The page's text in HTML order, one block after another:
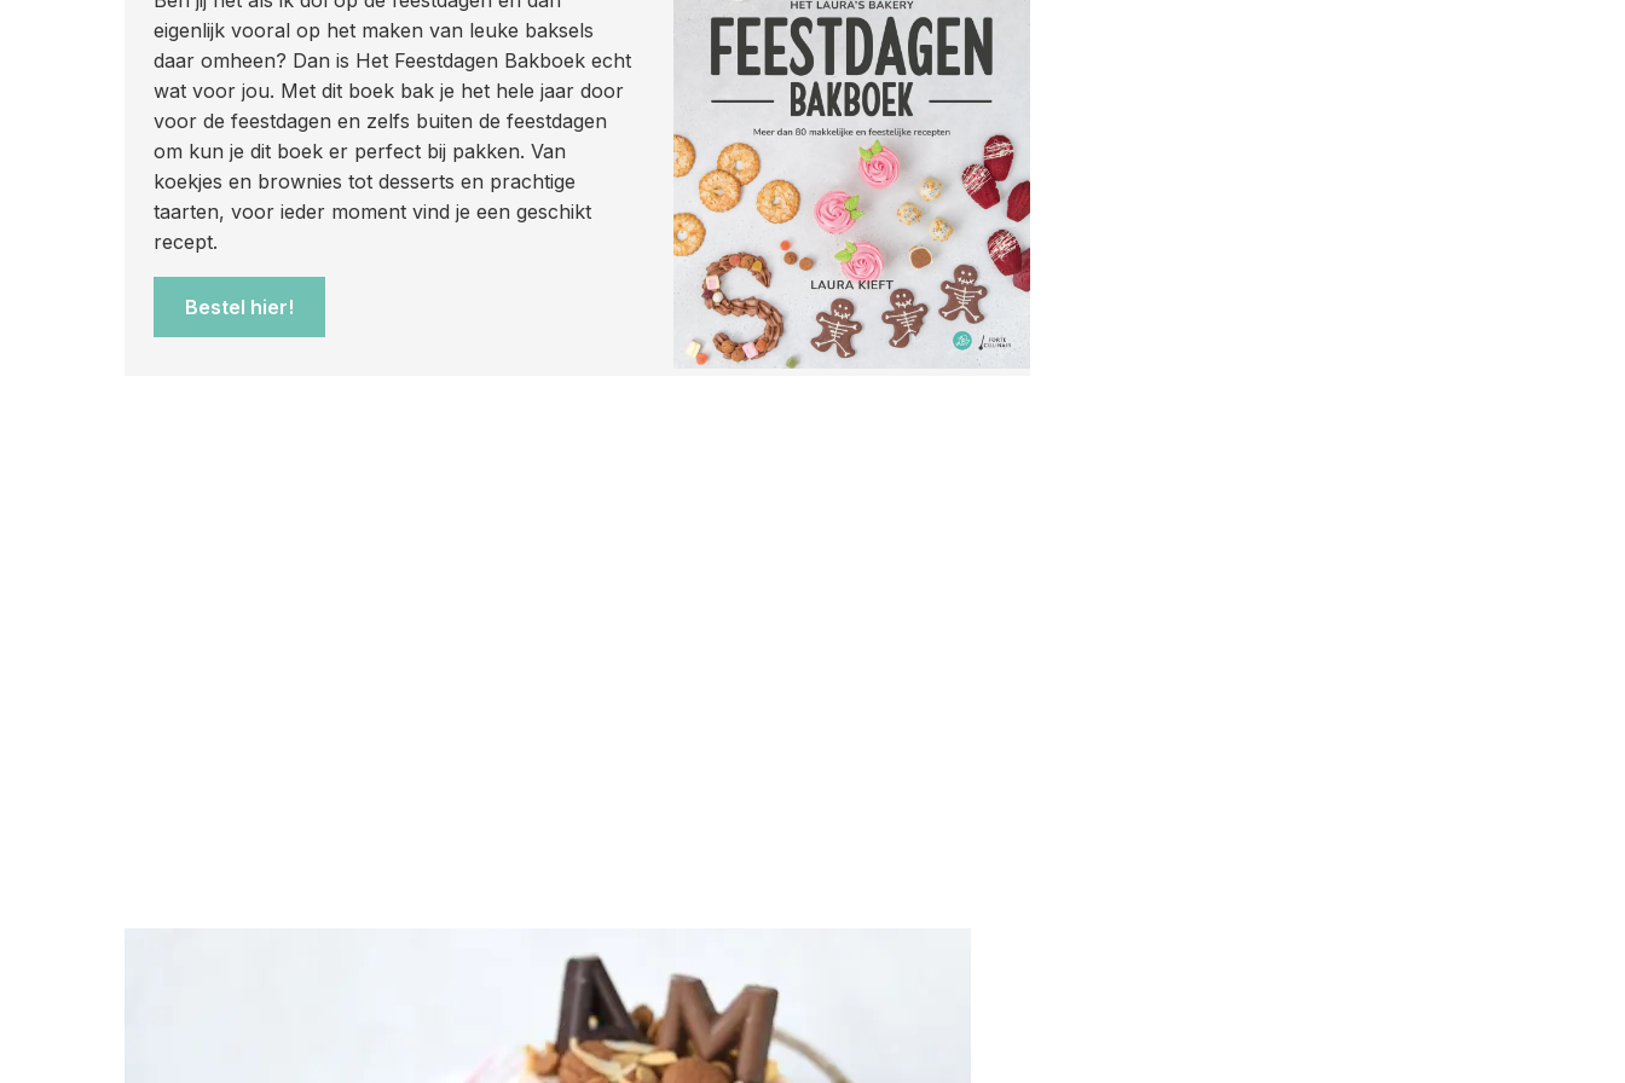
eigenlijk vooral op het maken van leuke baksels
daar omheen? Dan is Het Feestdagen Bakboek echt
wat voor jou. Met dit boek bak je het hele jaar door
voor de feestdagen en zelfs buiten de feestdagen
om kun je dit boek er perfect bij pakken. Van
koekjes en brownies tot desserts en prachtige
taarten, voor ieder moment vind je een geschikt
recept.
Bestel hier!